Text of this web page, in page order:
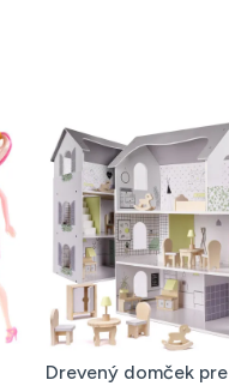
Drevený domček pre